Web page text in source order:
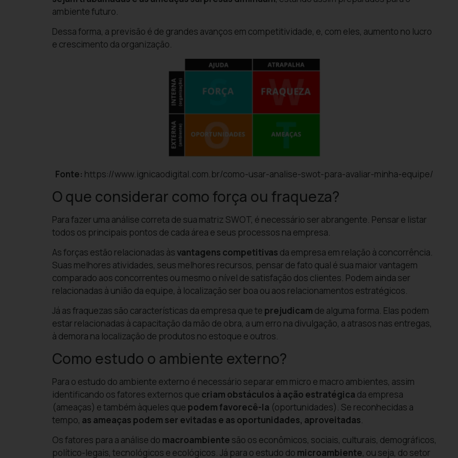
ambiente futuro.
Dessa forma, a previsão é de grandes avanços em competitividade, e, com eles, aumento no lucro
e crescimento da organização.
Fonte: https://www.ignicaodigital.com.br/como-usar-analise-swot-para-avaliar-minha-equipe/
O que considerar como força ou fraqueza?
Para fazer uma análise correta de sua matriz SWOT, é necessário ser abrangente. Pensar e listar
todos os principais pontos de cada área e seus processos na empresa.
As forças estão relacionadas às vantagens competitivas da empresa em relação à concorrência.
Suas melhores atividades, seus melhores recursos, pensar de fato qual é sua maior vantagem
comparado aos concorrentes ou mesmo o nível de satisfação dos clientes. Podem ainda ser
relacionadas à união da equipe, à localização ser boa ou aos relacionamentos estratégicos.
Já as fraquezas são características da empresa que te prejudicam de alguma forma. Elas podem
estar relacionadas à capacitação da mão de obra, a um erro na divulgação, a atrasos nas entregas,
à demora na localização de produtos no estoque e outros.
Como estudo o ambiente externo?
Para o estudo do ambiente externo é necessário separar em micro e macro ambientes, assim
identificando os fatores externos que criam obstáculos à ação estratégica da empresa
(ameaças) e também àqueles que podem favorecê-la (oportunidades). Se reconhecidas a
tempo, as ameaças podem ser evitadas e as oportunidades, aproveitadas.
Os fatores para a análise do macroambiente são os econômicos, sociais, culturais, demográficos,
político-legais, tecnológicos e ecológicos. Já para o estudo do microambiente, ou seja, do setor